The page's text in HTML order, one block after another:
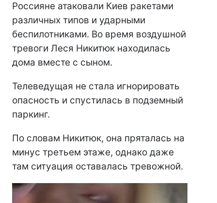
Россияне атаковали Киев ракетами
различных типов и ударными
беспилотниками. Во время воздушной
тревоги Леся Никитюк находилась
дома вместе с сыном.
Телеведущая не стала игнорировать
опасность и спустилась в подземный
паркинг.
По словам Никитюк, она пряталась на
минус третьем этаже, однако даже
там ситуация оставалась тревожной.